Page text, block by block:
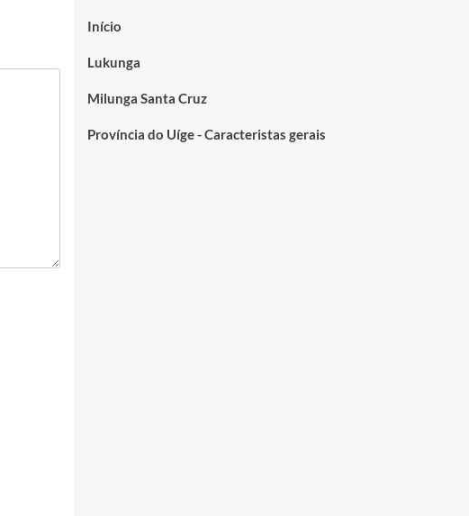
Início
Lukunga
Milunga Santa Cruz
Província do Uíge - Caracteristas gerais